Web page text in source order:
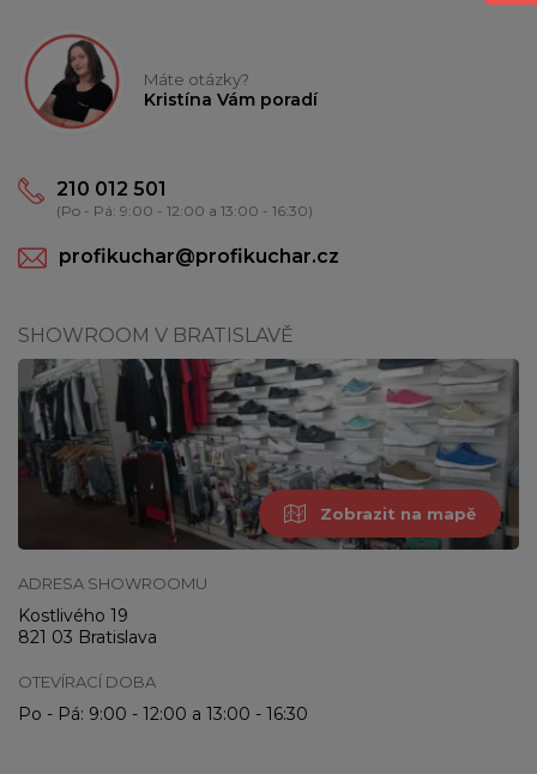
Máte otázky?
Kristína Vám poradí
210 012 501
(Po - Pá: 9:00 - 12:00 a 13:00 - 16:30)
profikuchar@profikuchar.cz
SHOWROOM V BRATISLAVĚ
Zobrazit na mapě
ADRESA SHOWROOMU
Kostlivého 19
821 03 Bratislava
OTEVÍRACÍ DOBA
Po - Pá: 9:00 - 12:00 a 13:00 - 16:30